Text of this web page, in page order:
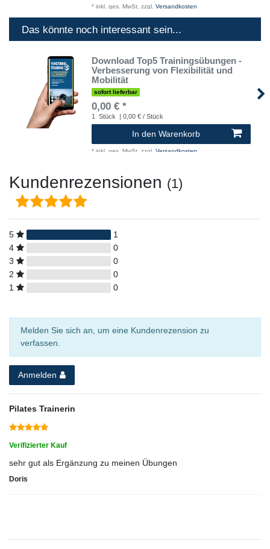
* inkl. ges. MwSt. zzgl. Versandkosten
Das könnte noch interessant sein...
Download Top5 Trainingsübungen -
Verbesserung von Flexibilität und
Mobilität
sofort lieferbar
0,00 € *
1 Stück | 0,00 € / Stück
In den Warenkorb
* inkl. ges. MwSt. zzgl. Versandkosten
Kundenrezensionen (1)
5
1
4
0
3
0
2
0
1
0
Melden Sie sich an, um eine Kundenrezension zu
verfassen.
Anmelden
Pilates Trainerin
Verifizierter Kauf
sehr gut als Ergänzung zu meinen Übungen
Doris